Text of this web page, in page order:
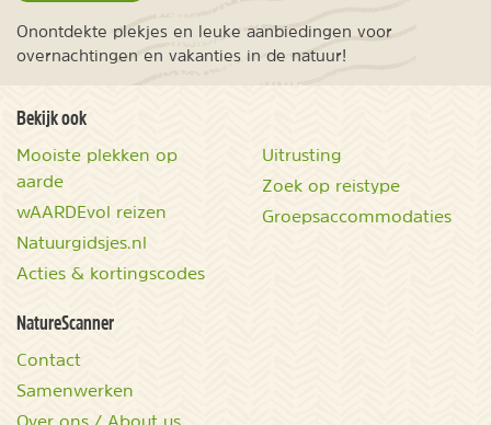
Onontdekte plekjes en leuke aanbiedingen voor
overnachtingen en vakanties in de natuur!
Bekijk ook
Mooiste plekken op
aarde
wAARDEvol reizen
Natuurgidsjes.nl
Acties & kortingscodes
Uitrusting
Zoek op reistype
Groepsaccommodaties
NatureScanner
Contact
Samenwerken
Over ons / About us